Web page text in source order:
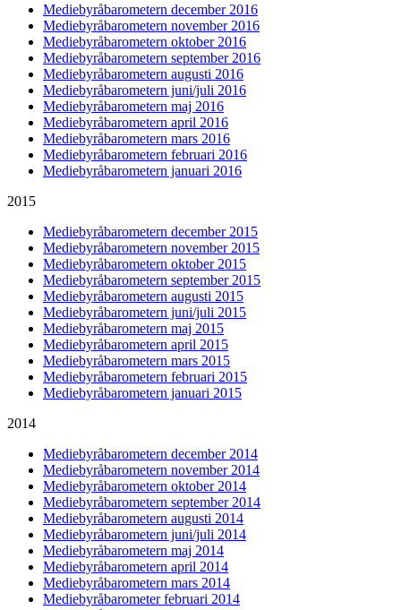
Mediebyråbarometern december 2016
Mediebyråbarometern november 2016
Mediebyråbarometern oktober 2016
Mediebyråbarometern september 2016
Mediebyråbarometern augusti 2016
Mediebyråbarometern juni/juli 2016
Mediebyråbarometern maj 2016
Mediebyråbarometern april 2016
Mediebyråbarometern mars 2016
Mediebyråbarometern februari 2016
Mediebyråbarometern januari 2016
2015
Mediebyråbarometern december 2015
Mediebyråbarometern november 2015
Mediebyråbarometern oktober 2015
Mediebyråbarometern september 2015
Mediebyråbarometern augusti 2015
Mediebyråbarometern juni/juli 2015
Mediebyråbarometern maj 2015
Mediebyråbarometern april 2015
Mediebyråbarometern mars 2015
Mediebyråbarometern februari 2015
Mediebyråbarometern januari 2015
2014
Mediebyråbarometern december 2014
Mediebyråbarometern november 2014
Mediebyråbarometern oktober 2014
Mediebyråbarometern september 2014
Mediebyråbarometern augusti 2014
Mediebyråbarometern juni/juli 2014
Mediebyråbarometern maj 2014
Mediebyråbarometern april 2014
Mediebyråbarometern mars 2014
Mediebyråbarometer februari 2014